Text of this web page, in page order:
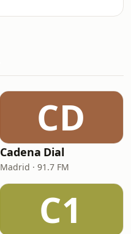
CD
Cadena Dial
Madrid · 91.7 FM
C1